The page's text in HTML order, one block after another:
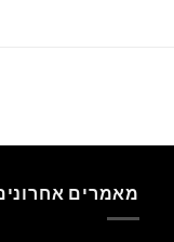
מאמרים